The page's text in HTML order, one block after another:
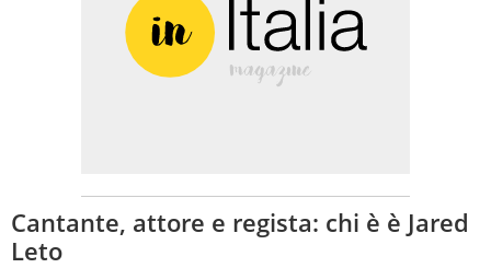
Cantante, attore e regista: chi è è Jared
Leto